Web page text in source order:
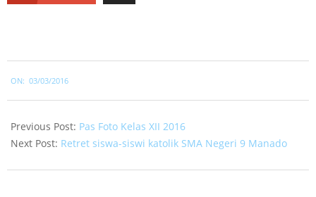
03-
03
ON: 03/03/2016
Previous Post: Pas Foto Kelas XII 2016
Next Post: Retret siswa-siswi katolik SMA Negeri 9 Manado